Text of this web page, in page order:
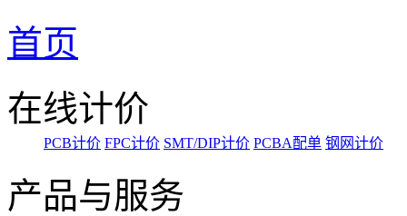
首页
在线计价
PCB计价 FPC计价 SMT/DIP计价 PCBA配单 钢网计价
产品与服务